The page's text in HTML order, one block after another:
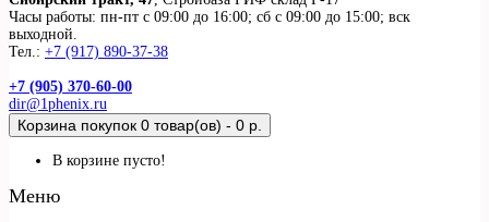
Часы работы: пн-пт с 09:00 до 16:00; сб с 09:00 до 15:00; вск
выходной.
Тел.: +7 (917) 890-37-38
+7 (905) 370-60-00
dir@1phenix.ru
Корзина покупок 0 товар(ов) - 0 р.
В корзине пусто!
Меню